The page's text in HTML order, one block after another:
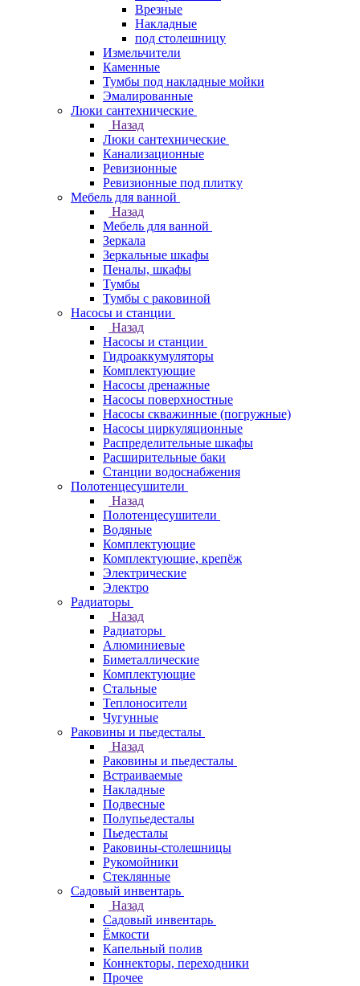
Врезные
Накладные
под столешницу
Измельчители
Каменные
Тумбы под накладные мойки
Эмалированные
Люки сантехнические
Назад
Люки сантехнические
Канализационные
Ревизионные
Ревизионные под плитку
Мебель для ванной
Назад
Мебель для ванной
Зеркала
Зеркальные шкафы
Пеналы, шкафы
Тумбы
Тумбы с раковиной
Насосы и станции
Назад
Насосы и станции
Гидроаккумуляторы
Комплектующие
Насосы дренажные
Насосы поверхностные
Насосы скважинные (погружные)
Насосы циркуляционные
Распределительные шкафы
Расширительные баки
Станции водоснабжения
Полотенцесушители
Назад
Полотенцесушители
Водяные
Комплектующие
Комплектующие, крепёж
Электрические
Электро
Радиаторы
Назад
Радиаторы
Алюминиевые
Биметаллические
Комплектующие
Стальные
Теплоносители
Чугунные
Раковины и пьедесталы
Назад
Раковины и пьедесталы
Встраиваемые
Накладные
Подвесные
Полупьедесталы
Пьедесталы
Раковины-столешницы
Рукомойники
Стеклянные
Садовый инвентарь
Назад
Садовый инвентарь
Ёмкости
Капельный полив
Коннекторы, переходники
Прочее